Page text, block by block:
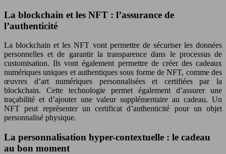
La blockchain et les NFT : l’assurance de
l’authenticité
La blockchain et les NFT vont permettre de sécuriser les données
personnelles et de garantir la transparence dans le processus de
customisation. Ils vont également permettre de créer des cadeaux
numériques uniques et authentiques sous forme de NFT, comme des
œuvres d’art numériques personnalisées et certifiées par la
blockchain. Cette technologie permet également d’assurer une
traçabilité et d’ajouter une valeur supplémentaire au cadeau. Un
NFT peut représenter un certificat d’authenticité pour un objet
personnalisé physique.
La personnalisation hyper-contextuelle : le cadeau
au bon moment